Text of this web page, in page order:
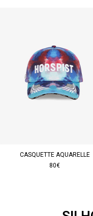
CASQUETTE AQUARELLE
80€